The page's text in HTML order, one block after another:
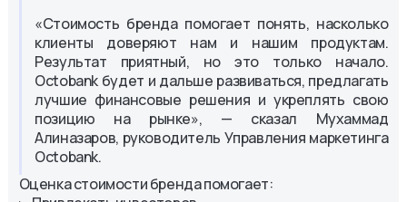
«Стоимость бренда помогает понять, насколько
клиенты доверяют нам и нашим продуктам.
Результат приятный, но это только начало.
Octobank будет и дальше развиваться, предлагать
лучшие финансовые решения и укреплять свою
позицию на рынке», — сказал Мухаммад
Алиназаров, руководитель Управления маркетинга
Octobank.
Оценка стоимости бренда помогает: